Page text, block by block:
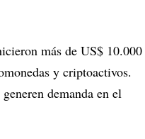
más de US$ 10.000
y criptoactivos.
demanda en el